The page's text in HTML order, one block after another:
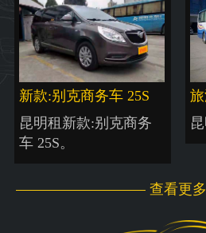
新款:别克商务车 25S
昆明租新款:别克商务
车 25S。
查看更多